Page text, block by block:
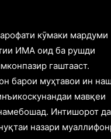
кӯмаки мардуми
ИМА оид ба рушди
гаштааст.
барои муҳтавои ин
мавқеи
Интишорот
назари